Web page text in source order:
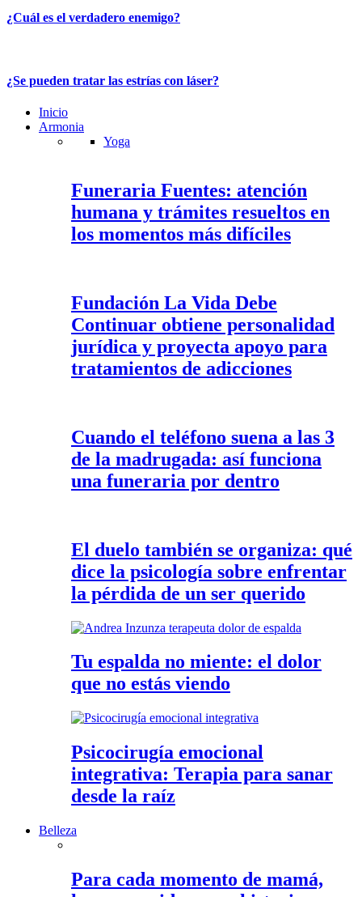
¿Cuál es el verdadero enemigo?
¿Se pueden tratar las estrías con láser?
Inicio
Armonia
Yoga
Funeraria Fuentes: atención
humana y trámites resueltos en
los momentos más difíciles
Fundación La Vida Debe
Continuar obtiene personalidad
jurídica y proyecta apoyo para
tratamientos de adicciones
Cuando el teléfono suena a las 3
de la madrugada: así funciona
una funeraria por dentro
El duelo también se organiza: qué
dice la psicología sobre enfrentar
la pérdida de un ser querido
Tu espalda no miente: el dolor
que no estás viendo
Psicocirugía emocional
integrativa: Terapia para sanar
desde la raíz
Belleza
Para cada momento de mamá,